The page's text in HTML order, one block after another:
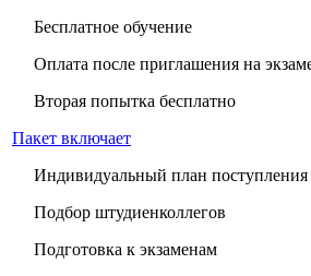
Бесплатное обучение
Оплата после приглашения на
Вторая попытка бесплатно
Пакет включает
Индивидуальный план поступления
Подбор штудиенколлегов
Подготовка к экзаменам